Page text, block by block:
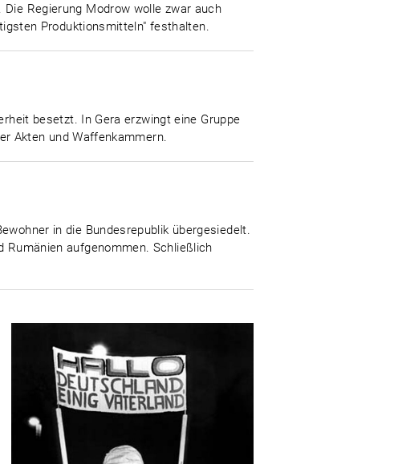
Regierung Modrow wolle zwar auch
Produktionsmitteln" festhalten.
besetzt. In Gera erzwingt eine Gruppe
Akten und Waffenkammern.
in die Bundesrepublik übergesiedelt.
Rumänien aufgenommen. Schließlich